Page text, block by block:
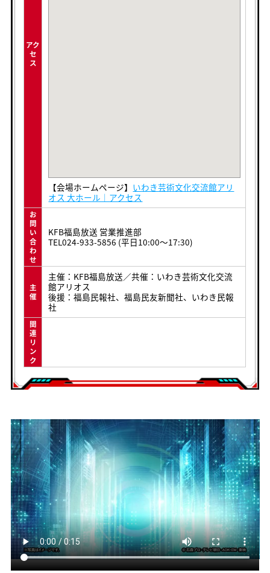
アク
セ
ス
【会場ホームページ】 いわき芸術文化交流館アリ
オス 大ホール｜アクセス
お
問
い
合
わ
せ
KFB福島放送 営業推進部
TEL024-933-5856 (平日10:00～17:30)
主
催
主催：KFB福島放送／共催：いわき芸術文化交流
館アリオス
後援：福島民報社、福島民友新聞社、いわき民報
社
関
連
リ
ン
ク